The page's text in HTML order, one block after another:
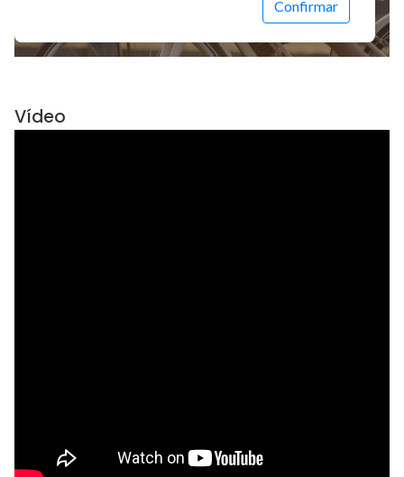
Vídeo